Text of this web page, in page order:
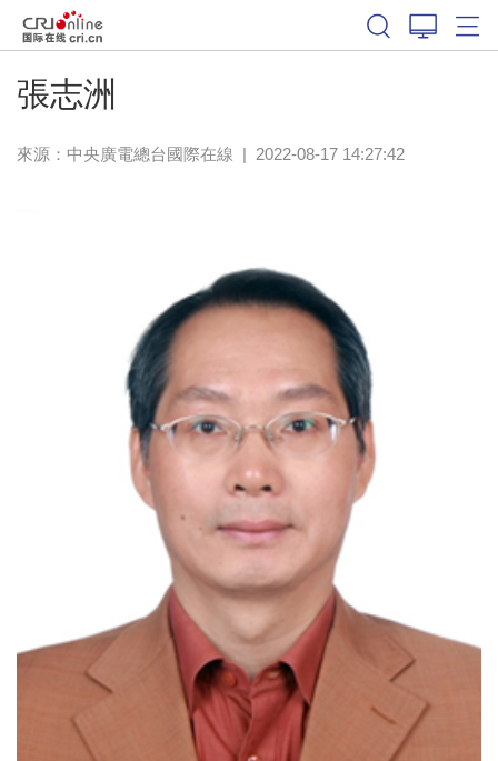
張志洲
來源：中央廣電總台國際在線 | 2022-08-17 14:27:42